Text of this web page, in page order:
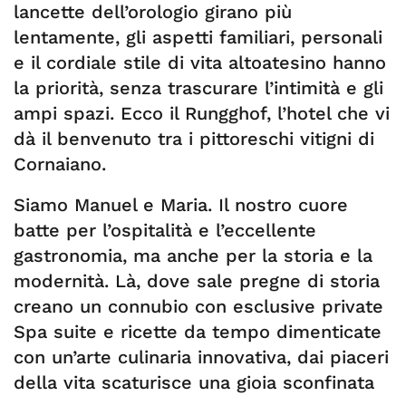
lancette dell’orologio girano più
lentamente, gli aspetti familiari, personali
e il cordiale stile di vita altoatesino hanno
la priorità, senza trascurare l’intimità e gli
ampi spazi. Ecco il Rungghof, l’hotel che vi
dà il benvenuto tra i pittoreschi vitigni di
Cornaiano.
Siamo Manuel e Maria. Il nostro cuore
batte per l’ospitalità e l’eccellente
gastronomia, ma anche per la storia e la
modernità. Là, dove sale pregne di storia
creano un connubio con esclusive private
Spa suite e ricette da tempo dimenticate
con un’arte culinaria innovativa, dai piaceri
della vita scaturisce una gioia sconfinata